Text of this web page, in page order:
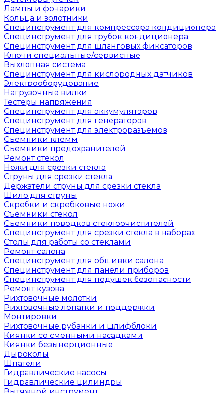
Лампы и фонарики
Кольца и золотники
Специнструмент для компрессора кондиционера
Специнструмент для трубок кондиционера
Специнструмент для шланговых фиксаторов
Ключи специальные/сервисные
Выхлопная система
Специнструмент для кислородных датчиков
Электрооборудование
Нагрузочные вилки
Тестеры напряжения
Специнструмент для аккумуляторов
Специнструмент для генераторов
Специнструмент для электроразъёмов
Съемники клемм
Съемники предохранителей
Ремонт стекол
Ножи для срезки стекла
Струны для срезки стекла
Держатели струны для срезки стекла
Шило для струны
Скребки и скребковые ножи
Съемники стекол
Съемники поводков стеклоочистителей
Специнструмент для срезки стекла в наборах
Столы для работы со стеклами
Ремонт салона
Специнструмент для обшивки салона
Специнструмент для панели приборов
Специнструмент для подушек безопасности
Ремонт кузова
Рихтовочные молотки
Рихтовочные лопатки и поддержки
Монтировки
Рихтовочные рубанки и шлифблоки
Киянки со сменными насадками
Киянки безынерционные
Дыроколы
Шпатели
Гидравлические насосы
Гидравлические цилиндры